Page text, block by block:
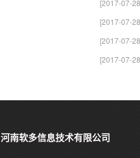
[2017-07-
[2017-07-
[2017-07-
[2017-07-
河南软多信息技术有限公司